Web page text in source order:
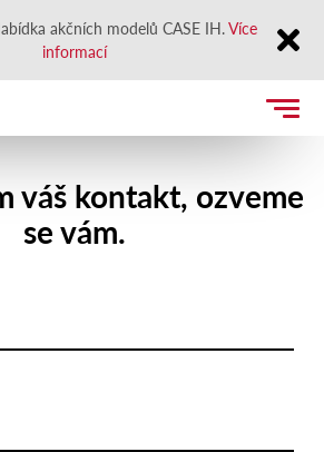
akčních modelů CASE IH.Více
informací
Close
váš kontakt, ozveme
se vám.